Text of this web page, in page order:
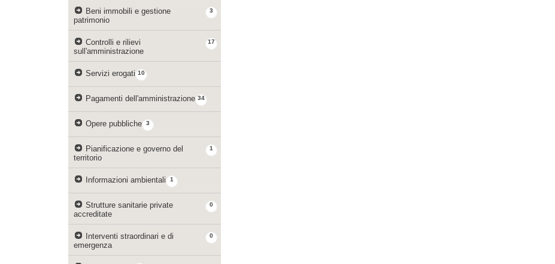
3
Beni immobili e gestione
patrimonio
17
Controlli e rilievi
sull'amministrazione
10
Servizi erogati
34
Pagamenti dell'amministrazione
3
Opere pubbliche
1
Pianificazione e governo del
territorio
1
Informazioni ambientali
0
Strutture sanitarie private
accreditate
0
Interventi straordinari e di
emergenza